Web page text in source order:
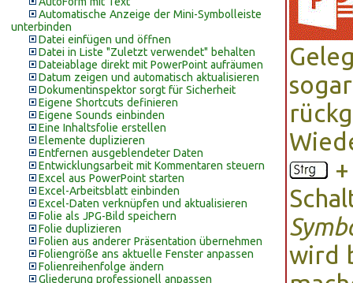
Automatische Anzeige der Mini-Symbolleiste
unterbinden
Datei einfügen und öffnen
Datei in Liste "Zuletzt verwendet" behalten
Dateiablage direkt mit PowerPoint aufräumen
Datum zeigen und automatisch aktualisieren
Dokumentinspektor sorgt für Sicherheit
Eigene Shortcuts definieren
Eigene Sounds einbinden
Eine Inhaltsfolie erstellen
Elemente duplizieren
Entfernen ausgeblendeter Daten
Entwicklungsarbeit mit Kommentaren steuern
Excel aus PowerPoint starten
Excel-Arbeitsblatt einbinden
Excel-Daten verknüpfen und aktualisieren
Folie als JPG-Bild speichern
Folie duplizieren
Folien aus anderer Präsentation übernehmen
Foliengröße ans aktuelle Fenster anpassen
Folienreihenfolge ändern
Gliederung professionell anpassen
wird